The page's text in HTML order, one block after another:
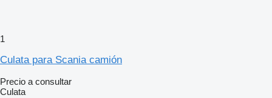
1
Culata para Scania camión
Precio a consultar
Culata